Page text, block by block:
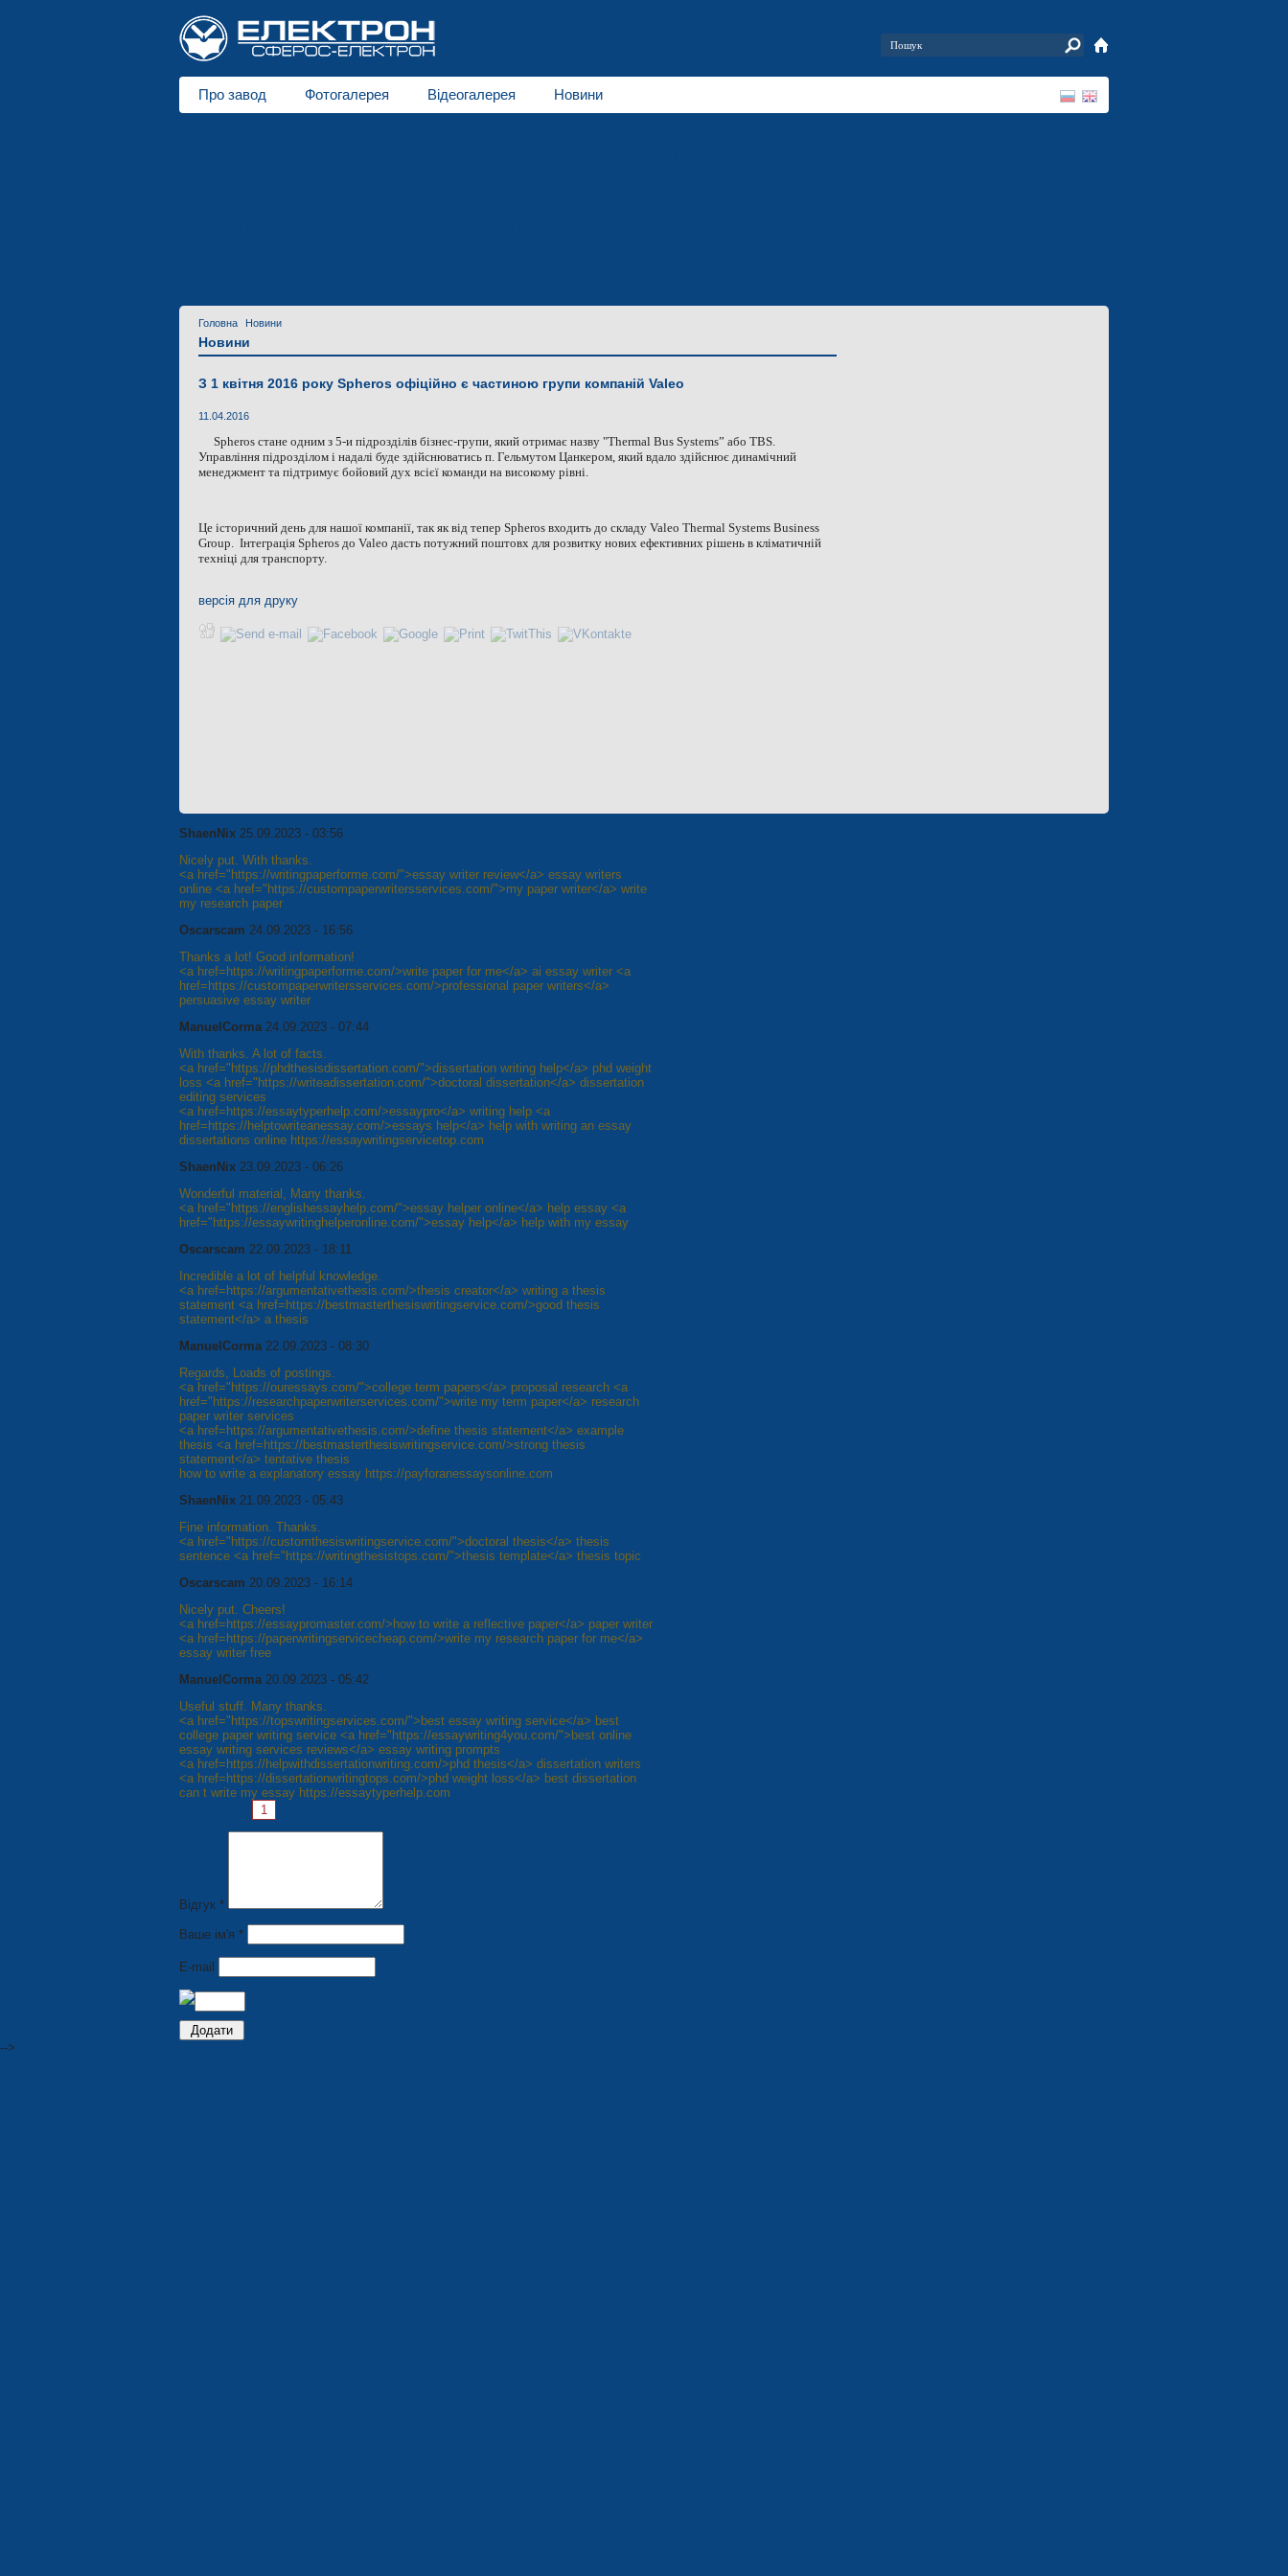
Про завод Фотогалерея
Відеогалерея
Новини
Головна Новини
Новини
З 1 квітня 2016 року Spheros офіційно є частиною групи компаній Valeo
11.04.2016
Spheros стане одним з 5-и підрозділів бізнес-групи, який отримає назву "Thermal Bus Systems” або TBS.
Управління підрозділом і надалі буде здійснюватись п. Гельмутом Цанкером, який вдало здійснює динамічний
менеджмент та підтримує бойовий дух всієї команди на високому рівні.
Це історичний день для нашої компанії, так як від тепер Spheros входить до складу Valeo Thermal Systems Business
Group. Інтеграція Spheros до Valeo дасть потужний поштовх для розвитку нових ефективних рішень в кліматичній
техніці для транспорту.
версія для друку
ShaenNix 25.09.2023 - 03:56
Nicely put. With thanks.
<a href="https://writingpaperforme.com/">essay writer review</a> essay writers
online <a href="https://custompaperwritersservices.com/">my paper writer</a> write
my research paper
Oscarscam 24.09.2023 - 16:56
Thanks a lot! Good information!
<a href=https://writingpaperforme.com/>write paper for me</a> ai essay writer <a
href=https://custompaperwritersservices.com/>professional paper writers</a>
persuasive essay writer
ManuelCorma 24.09.2023 - 07:44
With thanks. A lot of facts.
<a href="https://phdthesisdissertation.com/">dissertation writing help</a> phd weight
loss <a href="https://writeadissertation.com/">doctoral dissertation</a> dissertation
editing services
<a href=https://essaytyperhelp.com/>essaypro</a> writing help <a
href=https://helptowriteanessay.com/>essays help</a> help with writing an essay
dissertations online https://essaywritingservicetop.com
ShaenNix 23.09.2023 - 06:26
Wonderful material, Many thanks.
<a href="https://englishessayhelp.com/">essay helper online</a> help essay <a
href="https://essaywritinghelperonline.com/">essay help</a> help with my essay
Oscarscam 22.09.2023 - 18:11
Incredible a lot of helpful knowledge.
<a href=https://argumentativethesis.com/>thesis creator</a> writing a thesis
statement <a href=https://bestmasterthesiswritingservice.com/>good thesis
statement</a> a thesis
ManuelCorma 22.09.2023 - 08:30
Regards, Loads of postings.
<a href="https://ouressays.com/">college term papers</a> proposal research <a
href="https://researchpaperwriterservices.com/">write my term paper</a> research
paper writer services
<a href=https://argumentativethesis.com/>define thesis statement</a> example
thesis <a href=https://bestmasterthesiswritingservice.com/>strong thesis
statement</a> tentative thesis
how to write a explanatory essay https://payforanessaysonline.com
ShaenNix 21.09.2023 - 05:43
Fine information. Thanks.
<a href="https://customthesiswritingservice.com/">doctoral thesis</a> thesis
sentence <a href="https://writingthesistops.com/">thesis template</a> thesis topic
Oscarscam 20.09.2023 - 16:14
Nicely put. Cheers!
<a href=https://essaypromaster.com/>how to write a reflective paper</a> paper writer
<a href=https://paperwritingservicecheap.com/>write my research paper for me</a>
essay writer free
ManuelCorma 20.09.2023 - 05:42
Useful stuff. Many thanks.
<a href="https://topswritingservices.com/">best essay writing service</a> best
college paper writing service <a href="https://essaywriting4you.com/">best online
essay writing services reviews</a> essay writing prompts
<a href=https://helpwithdissertationwriting.com/>phd thesis</a> dissertation writers
<a href=https://dissertationwritingtops.com/>phd weight loss</a> best dissertation
can t write my essay https://essaytyperhelp.com
1
Відгук *
Ваше ім'я *
E-mail
-->